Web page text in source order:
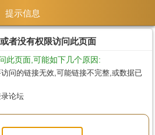
提示信息
者没有权限访问此页面
此页面,可能如下几个原因:
问的链接无效,可能链接不完整,或数据已
论坛